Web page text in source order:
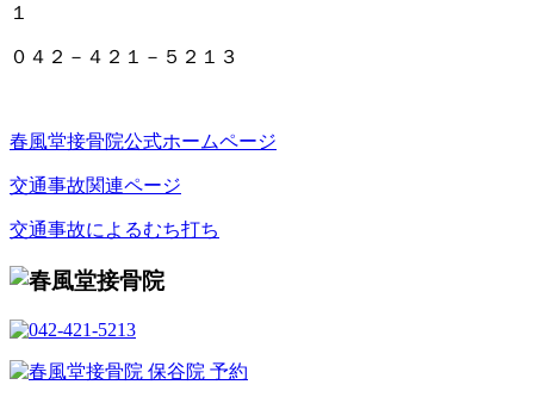
１
０４２－４２１－５２１３
春風堂接骨院公式ホームページ
交通事故関連ページ
交通事故によるむち打ち